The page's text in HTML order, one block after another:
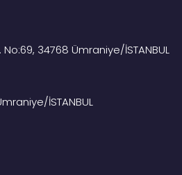
34768 Ümraniye/İSTANBUL
İSTANBUL